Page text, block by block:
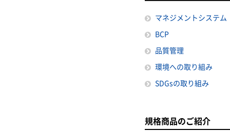
マネジメントシステム
BCP
品質管理
環境への取り組み
SDGsの取り組み
規格商品のご紹介